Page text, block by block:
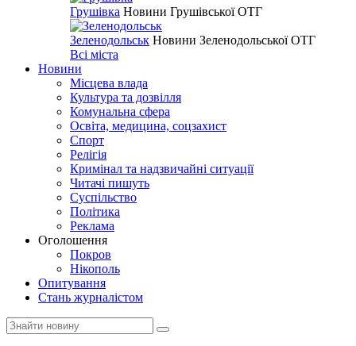
Грушівка Новини Грушівської ОТГ
Зеленодольськ Новини Зеленодольської ОТГ
Всі міста
Новини
Місцева влада
Культура та дозвілля
Комунальна сфера
Освіта, медицина, соцзахист
Спорт
Релігія
Кримінал та надзвичайні ситуації
Читачі пишуть
Суспільство
Політика
Реклама
Оголошення
Покров
Нікополь
Опитування
Стань журналістом